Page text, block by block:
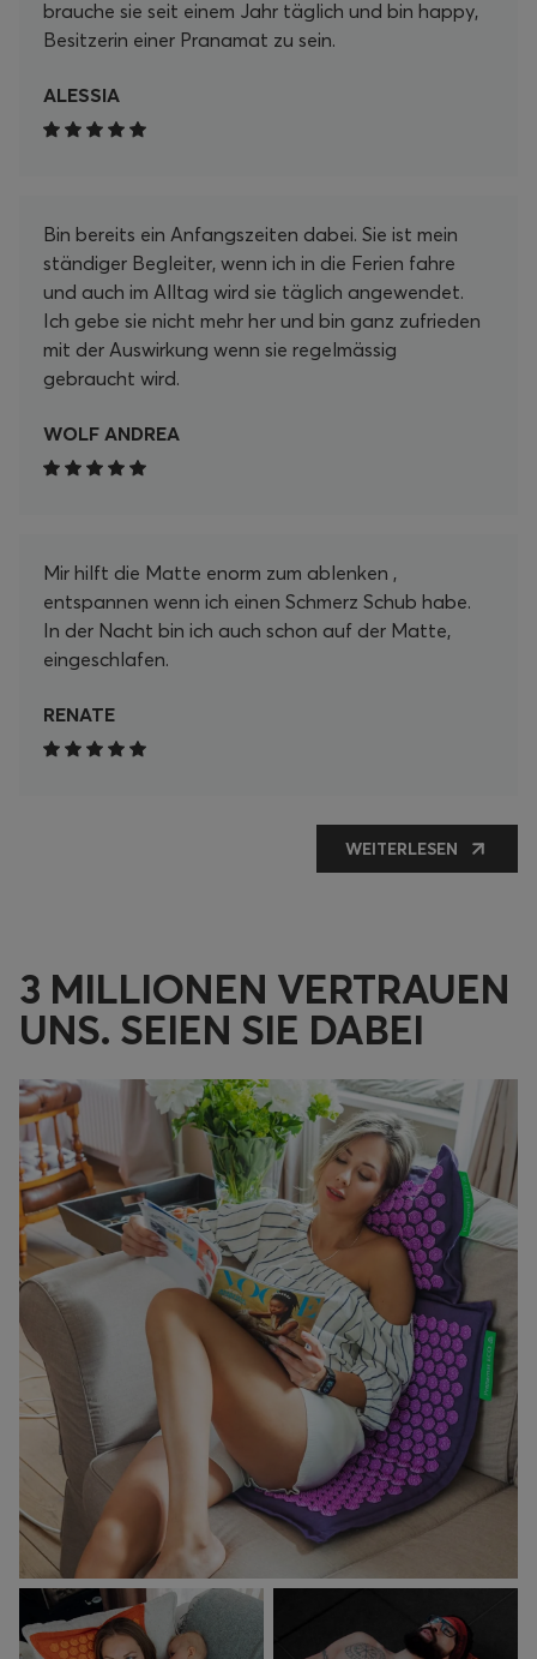
brauche sie seit einem Jahr täglich und bin happy,
Besitzerin einer Pranamat zu sein.
ALESSIA
Bin bereits ein Anfangszeiten dabei. Sie ist mein
ständiger Begleiter, wenn ich in die Ferien fahre
und auch im Alltag wird sie täglich angewendet.
Ich gebe sie nicht mehr her und bin ganz zufrieden
mit der Auswirkung wenn sie regelmässig
gebraucht wird.
WOLF ANDREA
Mir hilft die Matte enorm zum ablenken ,
entspannen wenn ich einen Schmerz Schub habe.
In der Nacht bin ich auch schon auf der Matte,
eingeschlafen.
RENATE
WEITERLESEN
3 MILLIONEN VERTRAUEN
UNS. SEIEN SIE DABEI